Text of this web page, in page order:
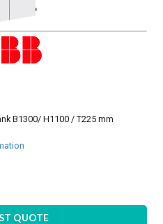
B1300/ H1100 / T225 mm
QUOTE